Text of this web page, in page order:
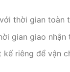
thời gian toàn
gian giao
riêng để vận